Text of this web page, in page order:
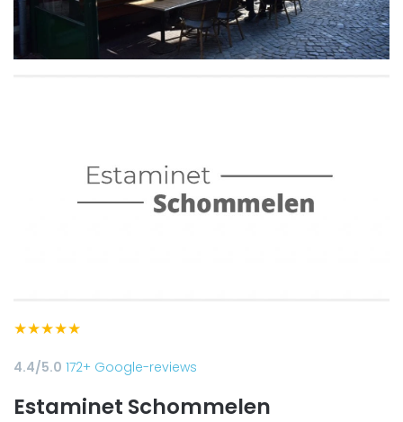
★★★★★
4.4/5.0 172+ Google-reviews
Estaminet Schommelen